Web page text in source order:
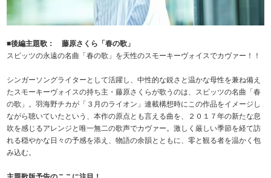
■後編主題歌： 藤原さくら「春の歌」
スピッツの永遠の名曲「春の歌」を天性のスモーキーヴォイスでカヴァー！！
シンガーソングライターとして活躍し、中性的な鋭さと温かな母性を兼ね備え
たスモーキーヴォイスの持ち主・藤原さくらが歌うのは、スピッツの名曲「春
の歌」。羽海野チカが「３月のライオン」連載構想時にこの作品をイメージし
ながら聴いていたという、本作の原点とも言える曲を、２０１７年の新たな息
吹を感じるアレンジと唯一無二の歌声でカヴァー。激しく厳しい季節を経て訪
れる穏やかな日々の予感を添え、物語の余韻とともに、零と観る者を温かく包
み込む。